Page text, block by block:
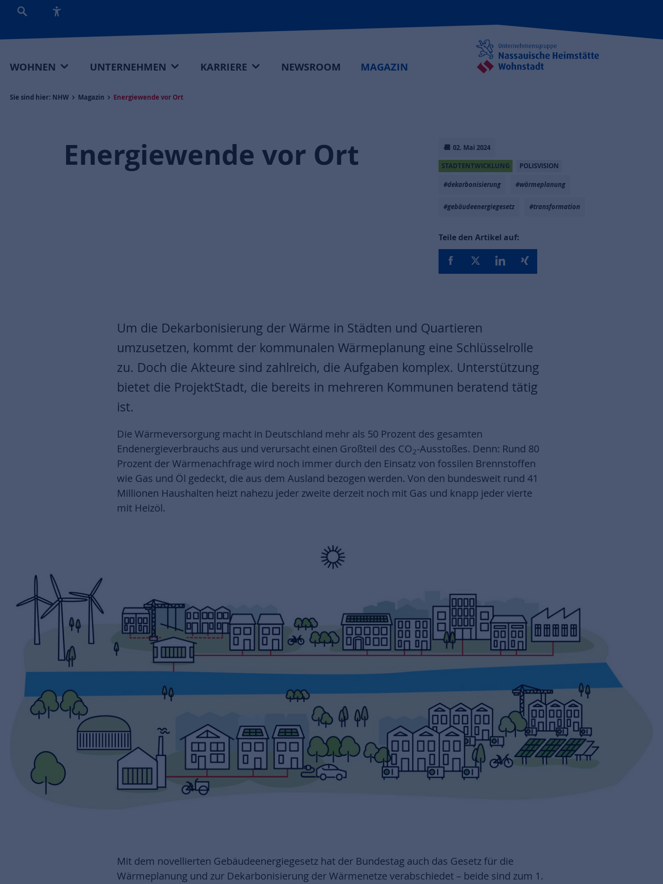
WOHNEN UNTERNEHMEN KARRIERE NEWSROOM MAGAZIN
Sie sind hier: NHW Magazin Energiewende vor Ort
02. Mai 2024
STADTENTWICKLUNG POLISVISION
#dekarbonisierung #wärmeplanung
#gebäudeenergiegesetz #transformation
Teile den Artikel auf:
Energiewende vor Ort
Um die Dekarbonisierung der Wärme in Städten und Quartieren
umzusetzen, kommt der kommunalen Wärmeplanung eine Schlüsselrolle
zu. Doch die Akteure sind zahlreich, die Aufgaben komplex. Unterstützung
bietet die ProjektStadt, die bereits in mehreren Kommunen beratend tätig
ist.
Die Wärmeversorgung macht in Deutschland mehr als 50 Prozent des gesamten
Endenergieverbrauchs aus und verursacht einen Großteil des CO2-Ausstoßes. Denn: Rund 80
Prozent der Wärmenachfrage wird noch immer durch den Einsatz von fossilen Brennstoffen
wie Gas und Öl gedeckt, die aus dem Ausland bezogen werden. Von den bundesweit rund 41
Millionen Haushalten heizt nahezu jeder zweite derzeit noch mit Gas und knapp jeder vierte
mit Heizöl.
Mit dem novellierten Gebäudeenergiegesetz hat der Bundestag auch das Gesetz für die
Wärmeplanung und zur Dekarbonisierung der Wärmenetze verabschiedet – beide sind zum 1.